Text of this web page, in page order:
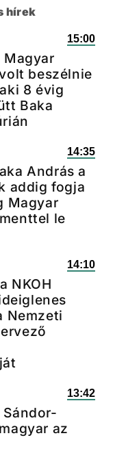
hírek
15:00
Magyar
beszélnie
8 évig
Baka
14:35
András a
addig fogja
Magyar
le
14:10
NKOH
Nemzeti
13:42
Sándor-
az